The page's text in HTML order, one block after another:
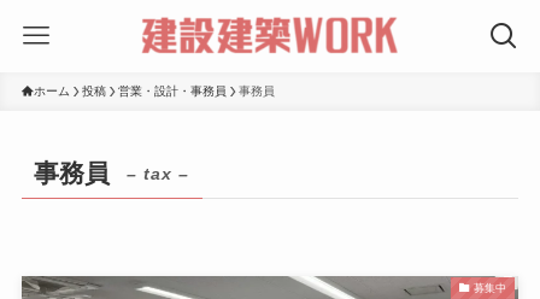
ホーム 投稿 営業・設計・事務員 事務員
事務員 – tax –
募集中